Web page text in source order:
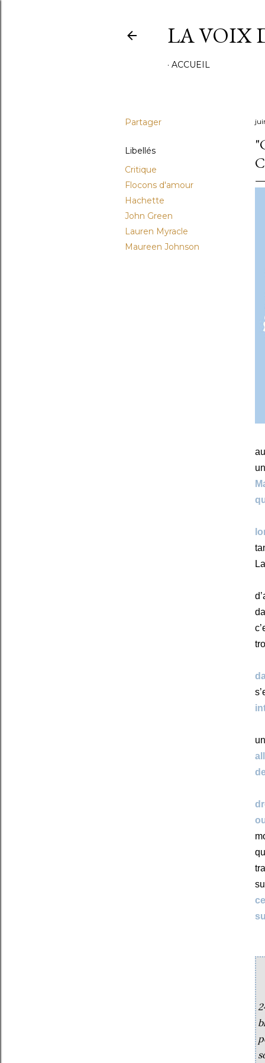
LA VOIX
ACCUEIL
Partager
Libellés
Critique
Flocons d'amour
Hachette
John Green
Lauren Myracle
Maureen Johnson